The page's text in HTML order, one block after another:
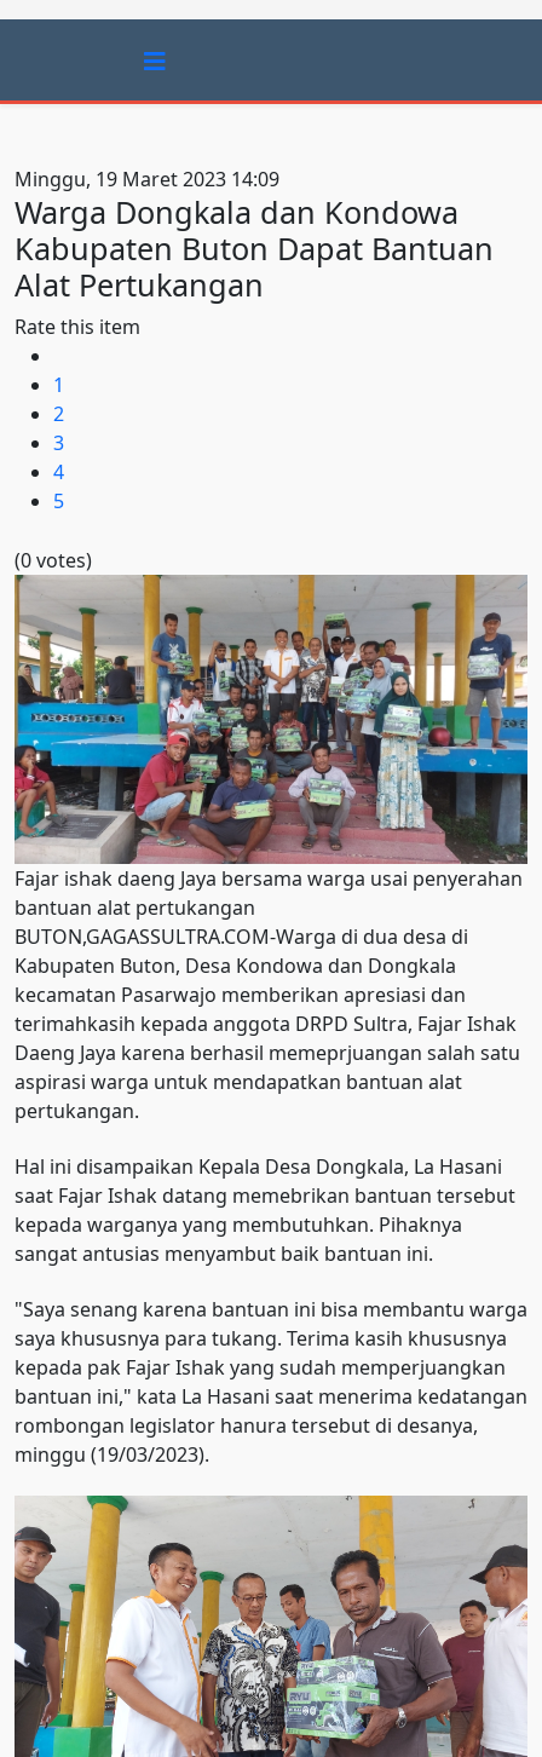
Minggu, 19 Maret 2023 14:09
Warga Dongkala dan Kondowa
Kabupaten Buton Dapat Bantuan
Alat Pertukangan
Rate this item
1
2
3
4
5
(0 votes)
Fajar ishak daeng Jaya bersama warga usai penyerahan
bantuan alat pertukangan
BUTON,GAGASSULTRA.COM-Warga di dua desa di
Kabupaten Buton, Desa Kondowa dan Dongkala
kecamatan Pasarwajo memberikan apresiasi dan
terimahkasih kepada anggota DRPD Sultra, Fajar Ishak
Daeng Jaya karena berhasil memeprjuangan salah satu
aspirasi warga untuk mendapatkan bantuan alat
pertukangan.
Hal ini disampaikan Kepala Desa Dongkala, La Hasani
saat Fajar Ishak datang memebrikan bantuan tersebut
kepada warganya yang membutuhkan. Pihaknya
sangat antusias menyambut baik bantuan ini.
"Saya senang karena bantuan ini bisa membantu warga
saya khususnya para tukang. Terima kasih khususnya
kepada pak Fajar Ishak yang sudah memperjuangkan
bantuan ini," kata La Hasani saat menerima kedatangan
rombongan legislator hanura tersebut di desanya,
minggu (19/03/2023).